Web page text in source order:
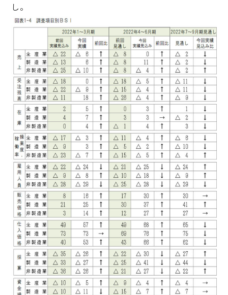
し。